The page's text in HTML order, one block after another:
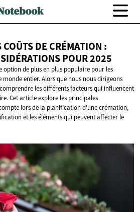
DE CRÉMATION :
POUR 2025
option de plus en plus populaire pour les
monde entier. Alors que nous nous dirigeons
les différents facteurs qui influencent
Cet article explore les principales
lors de la planification d'une crémation,
et les éléments qui peuvent affecter le